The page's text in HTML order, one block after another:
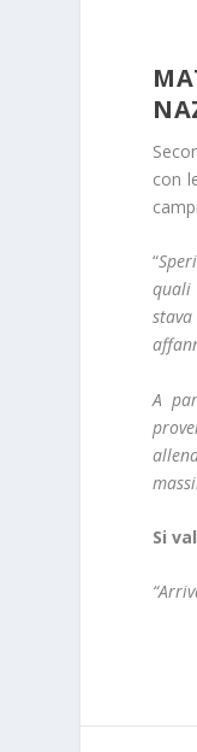
con
“
quali
A
Si